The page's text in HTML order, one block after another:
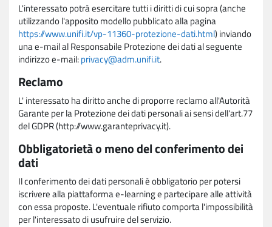
L'interessato potrà esercitare tutti i diritti di cui sopra (anche
utilizzando l'apposito modello pubblicato alla pagina
https://www.unifi.it/vp-11360-protezione-dati.html) inviando
una e-mail al Responsabile Protezione dei dati al seguente
indirizzo e-mail:privacy@adm.unifi.it.
Reclamo
L' interessato ha diritto anche di proporre reclamo all'Autorità
Garante per la Protezione dei dati personali ai sensi dell'art.77
del GDPR (http://www.garanteprivacy.it).
Obbligatorietà o meno del conferimento dei
dati
Il conferimento dei dati personali è obbligatorio per potersi
iscrivere alla piattaforma e-learning e partecipare alle attività
con essa proposte. L'eventuale rifiuto comporta l'impossibilità
per l'interessato di usufruire del servizio.